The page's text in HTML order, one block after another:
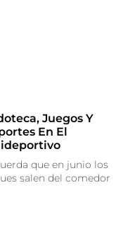
Juegos Y
En El
que en junio los
salen del comedor